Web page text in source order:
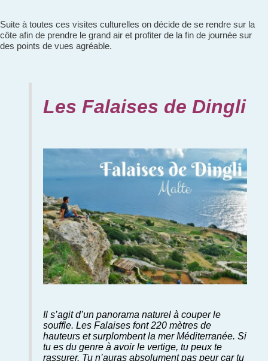
Suite à toutes ces visites culturelles on décide de se rendre sur la
côte afin de prendre le grand air et profiter de la fin de journée sur
des points de vues agréable.
Les Falaises de Dingli
Il s’agit d’un panorama naturel à couper le
souffle. Les Falaises font 220 mètres de
hauteurs et surplombent la mer Méditerranée. Si
tu es du genre à avoir le vertige, tu peux te
rassurer. Tu n’auras absolument pas peur car tu